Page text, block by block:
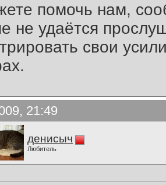
помочь нам,
не удаётся
свои
21:49
денисыч
Любитель